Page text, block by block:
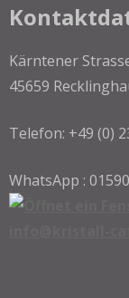
Kärntener
45659
Telefon: +49 (0)
WhatsApp :